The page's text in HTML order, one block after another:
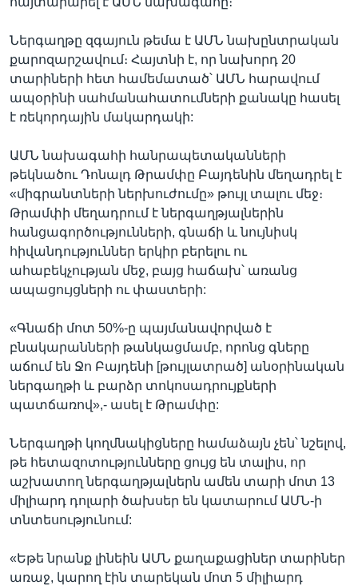
Ներգաղթը զգայուն թեմա է ԱՄՆ նախընտրական
քարոզարշավում։ Հայտնի է, որ նախորդ 20
տարիների հետ համեմատած՝ ԱՄՆ հարավում
ապօրինի սահմանահատումների քանակը հասել
է ռեկորդային մակարդակի:
ԱՄՆ նախագահի հանրապետականների
թեկնածու Դոնալդ Թրամփը Բայդենին մեղադրել է
«միգրանտների ներխուժումը» թույլ տալու մեջ։
Թրամփի մեղադրում է ներգաղթյալներին
հանցագործությունների, գնաճի և նույնիսկ
հիվանդություններ երկիր բերելու ու
ահաբեկչության մեջ, բայց հաճախ՝ առանց
ապացույցների ու փաստերի:
«Գնաճի մոտ 50%-ը պայմանավորված է
բնակարանների թանկացմամբ, որոնց գները
աճում են Ջո Բայդենի [թույլատրած] անօրինական
ներգաղթի և բարձր տոկոսադրույքների
պատճառով»,- ասել է Թրամփը:
Ներգաղթի կողմնակիցները համաձայն չեն՝ նշելով,
թե հետազոտությունները ցույց են տալիս, որ
աշխատող ներգաղթյալներն ամեն տարի մոտ 13
միլիարդ դոլարի ծախսեր են կատարում ԱՄՆ-ի
տնտեսությունում:
«Եթե նրանք լինեին ԱՄՆ քաղաքացիներ տարիներ
առաջ, կարող էին տարեկան մոտ 5 միլիարդ